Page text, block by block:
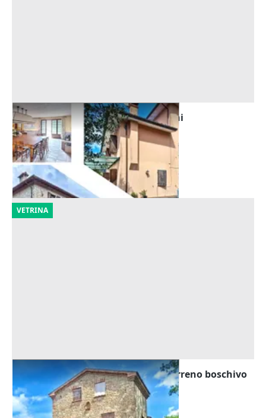
Asta Abitazioni con piscine e terreni
Camaiore (Lucca)
Offerta minima
879.814 €
09/10/2026
VETRINA
Asta Villa con pertinenze varie e terreno boschivo
Offerta minima
554.585 €